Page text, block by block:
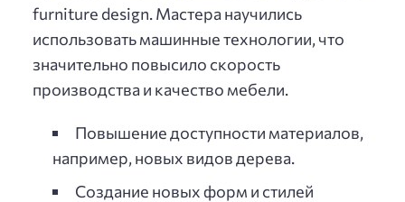
furniture design. Мастера научились
использовать машинные технологии, что
значительно повысило скорость
производства и качество мебели.
Повышение доступности материалов,
например, новых видов дерева.
Создание новых форм и стилей